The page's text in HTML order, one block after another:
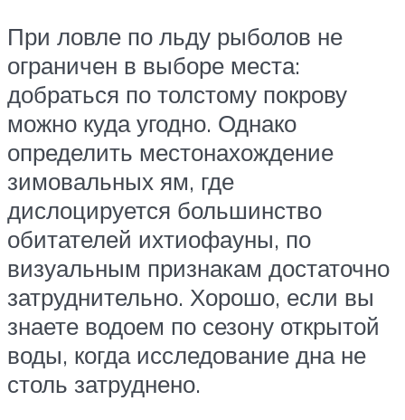
При ловле по льду рыболов не
ограничен в выборе места:
добраться по толстому покрову
можно куда угодно. Однако
определить местонахождение
зимовальных ям, где
дислоцируется большинство
обитателей ихтиофауны, по
визуальным признакам достаточно
затруднительно. Хорошо, если вы
знаете водоем по сезону открытой
воды, когда исследование дна не
столь затруднено.